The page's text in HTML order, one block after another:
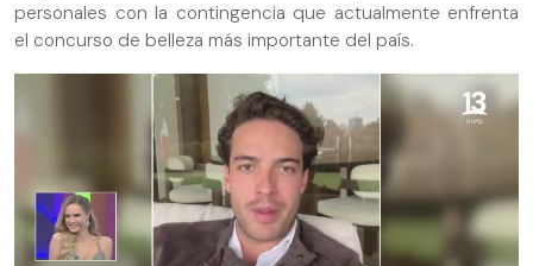
personales con la contingencia que actualmente enfrenta
el concurso de belleza más importante del país.